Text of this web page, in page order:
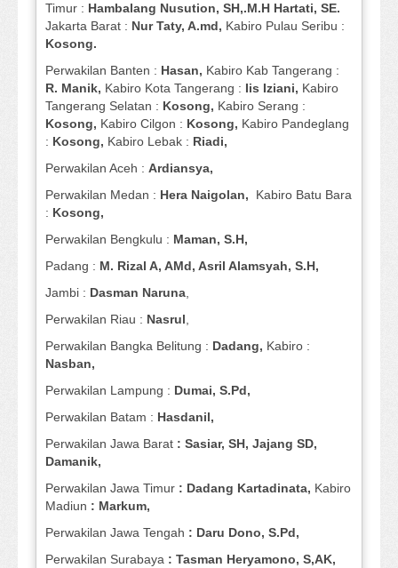
Timur : Hambalang Nusution, SH,.M.H Hartati, SE.
Jakarta Barat : Nur Taty, A.md, Kabiro Pulau Seribu :
Kosong.
Perwakilan Banten : Hasan, Kabiro Kab Tangerang :
R. Manik, Kabiro Kota Tangerang : Iis Iziani, Kabiro
Tangerang Selatan : Kosong, Kabiro Serang :
Kosong, Kabiro Cilgon : Kosong, Kabiro Pandeglang
: Kosong, Kabiro Lebak : Riadi,
Perwakilan Aceh : Ardiansya,
Perwakilan Medan : Hera Naigolan, Kabiro Batu Bara
: Kosong,
Perwakilan Bengkulu : Maman, S.H,
Padang : M. Rizal A, AMd, Asril Alamsyah, S.H,
Jambi : Dasman Naruna,
Perwakilan Riau : Nasrul,
Perwakilan Bangka Belitung : Dadang, Kabiro :
Nasban,
Perwakilan Lampung : Dumai, S.Pd,
Perwakilan Batam : Hasdanil,
Perwakilan Jawa Barat : Sasiar, SH, Jajang SD,
Damanik,
Perwakilan Jawa Timur : Dadang Kartadinata, Kabiro
Madiun : Markum,
Perwakilan Jawa Tengah : Daru Dono, S.Pd,
Perwakilan Surabaya : Tasman Heryamono, S,AK,